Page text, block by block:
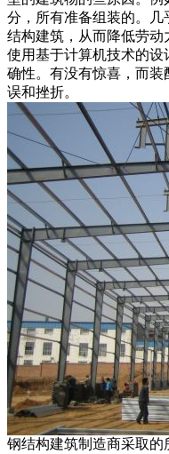
分，所有准备组装的。
结构建筑，从而降低劳动
使用基于计算机技术的
确性。有没有惊喜，而
误和挫折。
钢结构建筑制造商采取